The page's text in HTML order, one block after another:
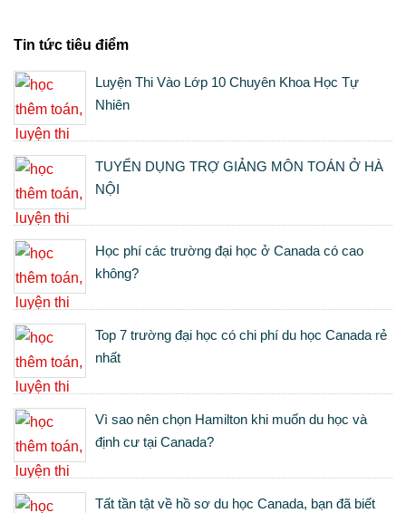
Tin tức tiêu điểm
Luyện Thi Vào Lớp 10 Chuyên Khoa Học Tự
Nhiên
TUYỂN DỤNG TRỢ GIẢNG MÔN TOÁN Ở HÀ
NỘI
Học phí các trường đại học ở Canada có cao
không?
Top 7 trường đại học có chi phí du học Canada rẻ
nhất
Vì sao nên chọn Hamilton khi muốn du học và
định cư tại Canada?
Tất tần tật về hồ sơ du học Canada, bạn đã biết